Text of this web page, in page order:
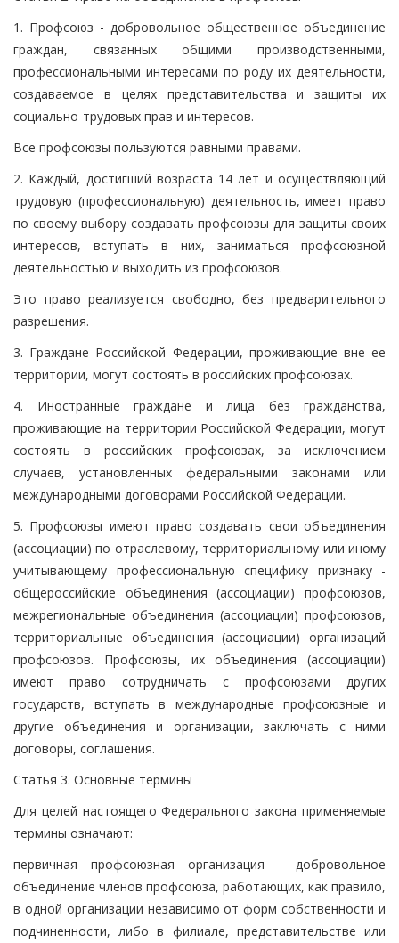
1. Профсоюз - добровольное общественное объединение
граждан, связанных общими производственными,
профессиональными интересами по роду их деятельности,
создаваемое в целях представительства и защиты их
социально-трудовых прав и интересов.
Все профсоюзы пользуются равными правами.
2. Каждый, достигший возраста 14 лет и осуществляющий
трудовую (профессиональную) деятельность, имеет право
по своему выбору создавать профсоюзы для защиты своих
интересов, вступать в них, заниматься профсоюзной
деятельностью и выходить из профсоюзов.
Это право реализуется свободно, без предварительного
разрешения.
3. Граждане Российской Федерации, проживающие вне ее
территории, могут состоять в российских профсоюзах.
4. Иностранные граждане и лица без гражданства,
проживающие на территории Российской Федерации, могут
состоять в российских профсоюзах, за исключением
случаев, установленных федеральными законами или
международными договорами Российской Федерации.
5. Профсоюзы имеют право создавать свои объединения
(ассоциации) по отраслевому, территориальному или иному
учитывающему профессиональную специфику признаку -
общероссийские объединения (ассоциации) профсоюзов,
межрегиональные объединения (ассоциации) профсоюзов,
территориальные объединения (ассоциации) организаций
профсоюзов. Профсоюзы, их объединения (ассоциации)
имеют право сотрудничать с профсоюзами других
государств, вступать в международные профсоюзные и
другие объединения и организации, заключать с ними
договоры, соглашения.
Статья 3. Основные термины
Для целей настоящего Федерального закона применяемые
термины означают:
первичная профсоюзная организация - добровольное
объединение членов профсоюза, работающих, как правило,
в одной организации независимо от форм собственности и
подчиненности, либо в филиале, представительстве или